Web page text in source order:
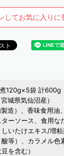
してお気に入りに
120g×5袋 計600g
城県気仙沼産）
造）、香味食用油
ーソース、食用な
いたけエキス/増
等）、カラメル色
を含む）